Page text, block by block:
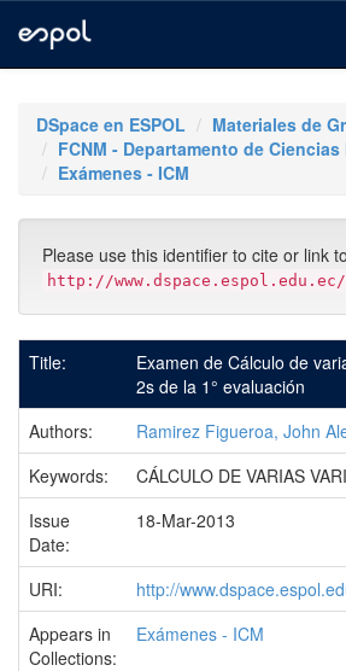
navigationDSpace en ESPOL
Materiales de
FCNM - Departamento de
Exámenes - ICM
Please use this identifier to cite or link
http://www.dspace.espol.edu.ec/
Title:
Examen de Cálculo de
2s de la 1° evaluación
Authors:
Ramirez Figueroa, John
Keywords:
CÁLCULO DE VARIAS
Issue
Date:
18-Mar-2013
URI:
http://
Appears in
Collections:
Exámenes - ICM